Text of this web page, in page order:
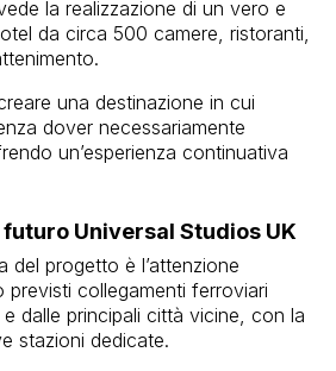
la realizzazione di un vero e
da circa 500 camere, ristoranti,
una destinazione in cui
dover necessariamente
un’esperienza continuativa
Universal Studios UK
del progetto è l’attenzione
previsti collegamenti ferroviari
dalle principali città vicine, con la
stazioni dedicate.